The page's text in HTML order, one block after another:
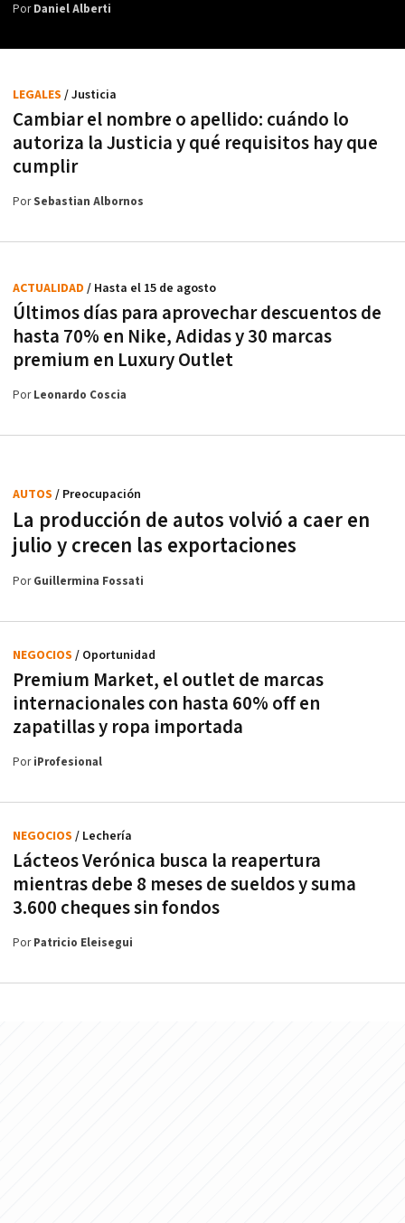
PorDaniel Alberti
Cambiar el nombre o apellido: cuándo lo
autoriza la Justicia y qué requisitos hay que
cumplir
LEGALES / Justicia
PorSebastian Albornos
Últimos días para aprovechar descuentos de
hasta 70% en Nike, Adidas y 30 marcas
premium en Luxury Outlet
ACTUALIDAD / Hasta el 15 de agosto
PorLeonardo Coscia
La producción de autos volvió a caer en
julio y crecen las exportaciones
AUTOS / Preocupación
PorGuillermina Fossati
Premium Market, el outlet de marcas
internacionales con hasta 60% off en
zapatillas y ropa importada
NEGOCIOS / Oportunidad
PoriProfesional
Lácteos Verónica busca la reapertura
mientras debe 8 meses de sueldos y suma
3.600 cheques sin fondos
NEGOCIOS / Lechería
PorPatricio Eleisegui